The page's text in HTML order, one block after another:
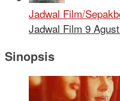
Jadwal Film/
Jadwal Film 9
Sinopsis